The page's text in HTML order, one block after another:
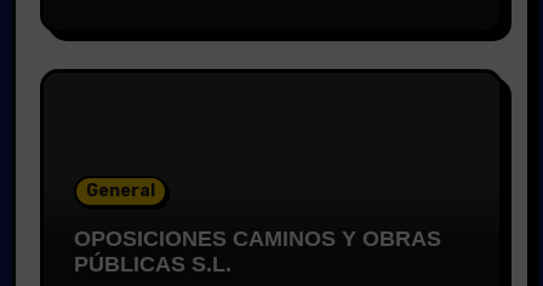
General
OPOSICIONES CAMINOS Y OBRAS
PÚBLICAS S.L.